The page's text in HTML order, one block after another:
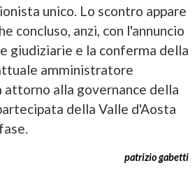
unico. Lo scontro appare
concluso, anzi, con l'annuncio
giudiziarie e la conferma della
amministratore
alla governance della
della Valle d'Aosta
patrizio gabetti